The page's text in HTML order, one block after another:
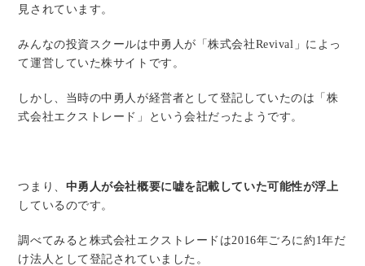
見されています。
みんなの投資スクールは中勇人が「株式会社Revival」によっ
て運営していた株サイトです。
しかし、当時の中勇人が経営者として登記していたのは「株
式会社エクストレード」という会社だったようです。
つまり、 中勇人が会社概要に嘘を記載していた可能性が浮上
しているのです。
調べてみると株式会社エクストレードは2016年ごろに約1年だ
け法人として登記されていました。